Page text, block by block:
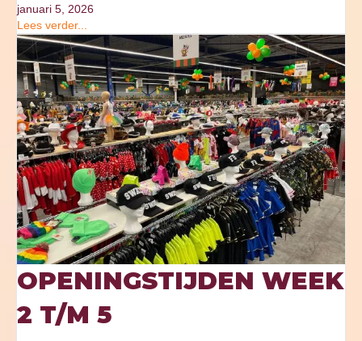
januari 5, 2026
Lees verder...
OPENINGSTIJDEN WEEK
2 T/M 5